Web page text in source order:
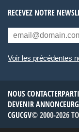
RECEVEZ NOTRE
Voir les précédentes
NOUS CONTACTER
DEVENIR ANNONCEUR
CGUCGV© 2000-2026